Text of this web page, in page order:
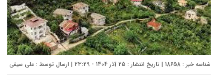
شناسه خبر : 18658 | تاریخ انتشار : 25 آذر 1404 - 23:29 | ارسال توسط : علی سیفی